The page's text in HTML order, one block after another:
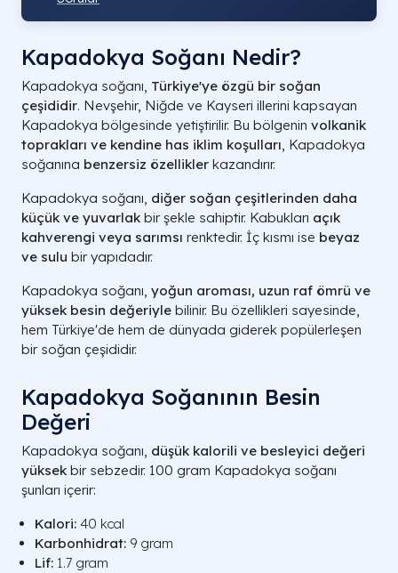
Kapadokya Soğanı Nedir?
Kapadokya soğanı, Türkiye'ye özgü bir soğan
çeşididir. Nevşehir, Niğde ve Kayseri illerini kapsayan
Kapadokya bölgesinde yetiştirilir. Bu bölgenin volkanik
toprakları ve kendine has iklim koşulları, Kapadokya
soğanına benzersiz özellikler kazandırır.
Kapadokya soğanı, diğer soğan çeşitlerinden daha
küçük ve yuvarlak bir şekle sahiptir. Kabukları açık
kahverengi veya sarımsı renktedir. İç kısmı ise beyaz
ve sulu bir yapıdadır.
Kapadokya soğanı, yoğun aroması, uzun raf ömrü ve
yüksek besin değeriyle bilinir. Bu özellikleri sayesinde,
hem Türkiye'de hem de dünyada giderek popülerleşen
bir soğan çeşididir.
Kapadokya Soğanının Besin
Değeri
Kapadokya soğanı, düşük kalorili ve besleyici değeri
yüksek bir sebzedir. 100 gram Kapadokya soğanı
şunları içerir:
Kalori: 40 kcal
Karbonhidrat: 9 gram
Lif: 1.7 gram